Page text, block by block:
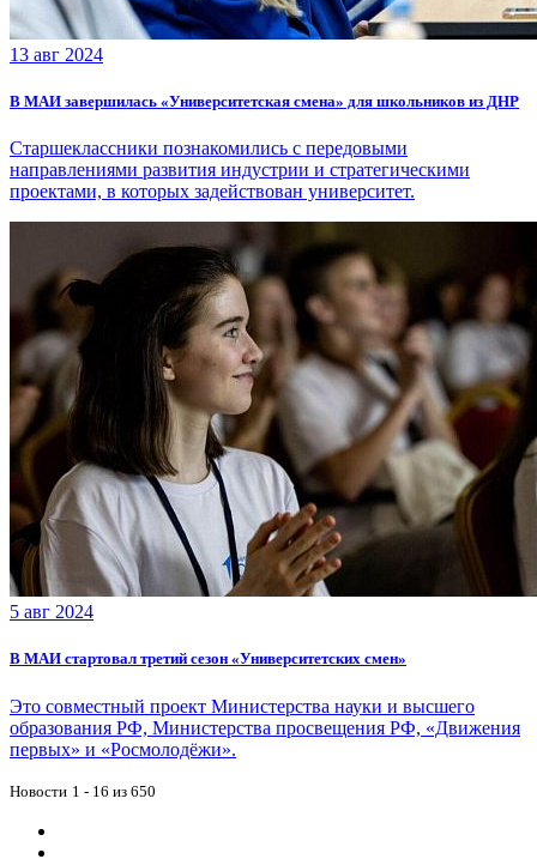
13 авг 2024
В МАИ завершилась «Университетская смена» для школьников из ДНР
Старшеклассники познакомились с передовыми
направлениями развития индустрии и стратегическими
проектами, в которых задействован университет.
5 авг 2024
В МАИ стартовал третий сезон «Университетских смен»
Это совместный проект Министерства науки и высшего
образования РФ, Министерства просвещения РФ, «Движения
первых» и «Росмолодёжи».
Новости 1 - 16 из 650